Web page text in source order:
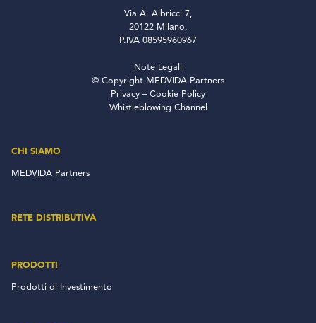
Via A. Albricci 7,
20122 Milano,
P.IVA 08595960967
Note Legali
© Copyright MEDVIDA Partners
Privacy – Cookie Policy
Whistleblowing Channel
CHI SIAMO
MEDVIDA Partners
RETE DISTRIBUTIVA
PRODOTTI
Prodotti di Investimento